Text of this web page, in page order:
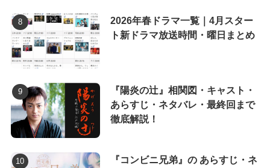
2026年春ドラマ一覧｜4月スター
ト新ドラマ放送時間・曜日まとめ
『陽炎の辻』相関図・キャスト・
あらすじ・ネタバレ・最終回まで
徹底解説！
『コンビニ兄弟』の あらすじ・ネ